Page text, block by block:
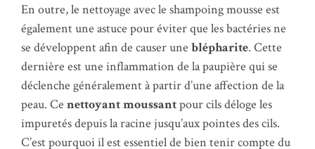
En outre, le nettoyage avec le shampoing mousse est
également une astuce pour éviter que les bactéries ne
se développent afin de causer une blépharite. Cette
dernière est une inflammation de la paupière qui se
déclenche généralement à partir d’une affection de la
peau. Ce nettoyant moussantpour cils déloge les
impuretés depuis la racine jusqu’aux pointes des cils.
C’est pourquoi il est essentiel de bien tenir compte du